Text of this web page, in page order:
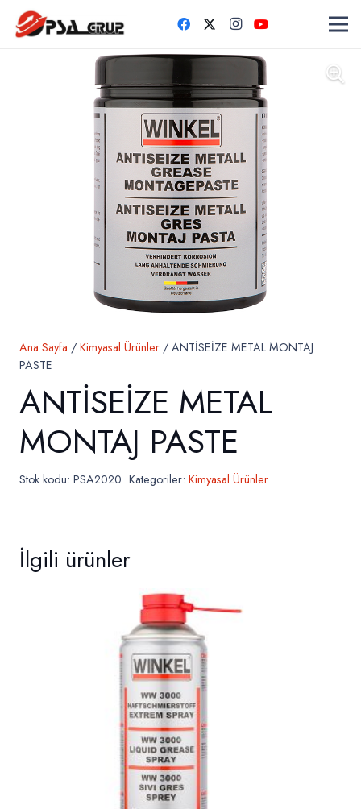
Ana Sayfa / Kimyasal Ürünler / ANTİSEİZE METAL MONTAJ
PASTE
ANTİSEİZE METAL
MONTAJ PASTE
Stok kodu: PSA2020 Kategoriler: Kimyasal Ürünler
İlgili ürünler